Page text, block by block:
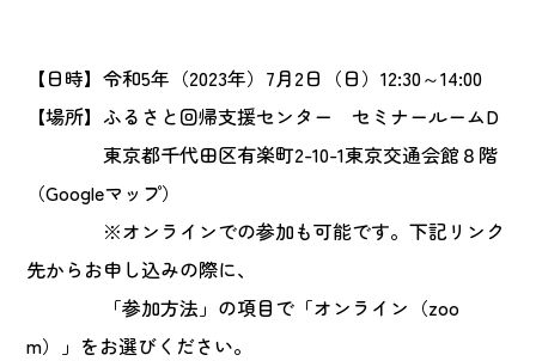
【日時】令和5年（2023年）7月2日（日）12:30～14:00
【場所】ふるさと回帰支援センター セミナールームD
東京都千代田区有楽町2-10-1東京交通会館８階
（Googleマップ）
※オンラインでの参加も可能です。下記リンク
先からお申し込みの際に、
「参加方法」の項目で「オンライン（zoo
m）」をお選びください。